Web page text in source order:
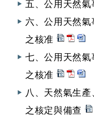
五、公用天然
六、公用天然
之核准
七、公用天然
之核准
八、天然氣生
之核定與備查